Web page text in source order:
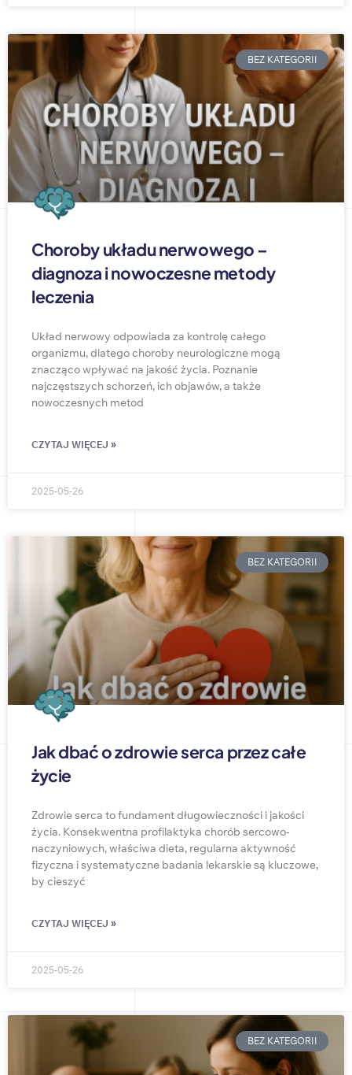
BEZ KATEGORII
Choroby układu nerwowego –
diagnoza i nowoczesne metody
leczenia
Układ nerwowy odpowiada za kontrolę całego
organizmu, dlatego choroby neurologiczne mogą
znacząco wpływać na jakość życia. Poznanie
najczęstszych schorzeń, ich objawów, a także
nowoczesnych metod
CZYTAJ WIĘCEJ »
2025-05-26
BEZ KATEGORII
Jak dbać o zdrowie serca przez całe
życie
Zdrowie serca to fundament długowieczności i jakości
życia. Konsekwentna profilaktyka chorób sercowo-
naczyniowych, właściwa dieta, regularna aktywność
fizyczna i systematyczne badania lekarskie są kluczowe,
by cieszyć
CZYTAJ WIĘCEJ »
2025-05-26
BEZ KATEGORII